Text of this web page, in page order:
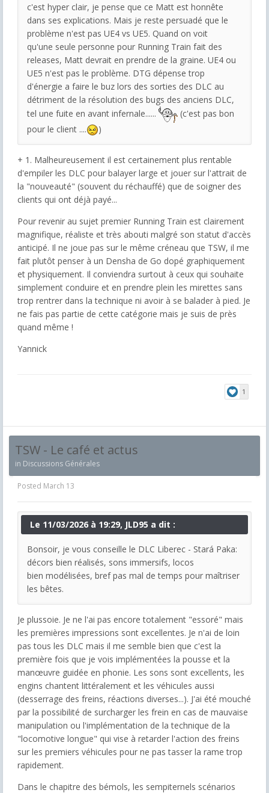
c'est hyper clair, je pense que ce Matt est honnête
dans ses explications. Mais je reste persuadé que le
problème n'est pas UE4 vs UE5. Quand on voit
qu'une seule personne pour Running Train fait des
releases, Matt devrait en prendre de la graine. UE4 ou
UE5 n'est pas le problème. DTG dépense trop
d'énergie a faire le buz lors des sorties des DLC au
détriment de la résolution des bugs des anciens DLC,
tel une fuite en avant infernale......
(c'est pas bon
pour le client ....
)
+ 1. Malheureusement il est certainement plus rentable
d'empiler les DLC pour balayer large et jouer sur l'attrait de
la "nouveauté" (souvent du réchauffé) que de soigner des
clients qui ont déjà payé...
Pour revenir au sujet premier Running Train est clairement
magnifique, réaliste et très abouti malgré son statut d'accès
anticipé. Il ne joue pas sur le même créneau que TSW, il me
fait plutôt penser à un Densha de Go dopé graphiquement
et physiquement. Il conviendra surtout à ceux qui souhaite
simplement conduire et en prendre plein les mirettes sans
trop rentrer dans la technique ni avoir à se balader à pied. Je
ne fais pas partie de cette catégorie mais je suis de près
quand même !
Yannick
1
TSW - Le café et actus
in Discussions Générales
Posted March 13
Le 11/03/2026 à 19:29, JLD95 a dit :
Bonsoir, je vous conseille le DLC Liberec - Stará Paka:
décors bien réalisés, sons immersifs, locos
bien modélisées, bref pas mal de temps pour maîtriser
les bêtes.
Je plussoie. Je ne l'ai pas encore totalement "essoré" mais
les premières impressions sont excellentes. Je n'ai de loin
pas tous les DLC mais il me semble bien que c'est la
première fois que je vois implémentées la pousse et la
manœuvre guidée en phonie. Les sons sont excellents, les
engins chantent littéralement et les véhicules aussi
(desserrage des freins, réactions diverses...). J'ai été mouché
par la possibilité de surcharger les frein en cas de mauvaise
manipulation ou l'implémentation de la technique de la
"locomotive longue" qui vise à retarder l'action des freins
sur les premiers véhicules pour ne pas tasser la rame trop
rapidement.
Dans le chapitre des bémols, les sempiternels scénarios